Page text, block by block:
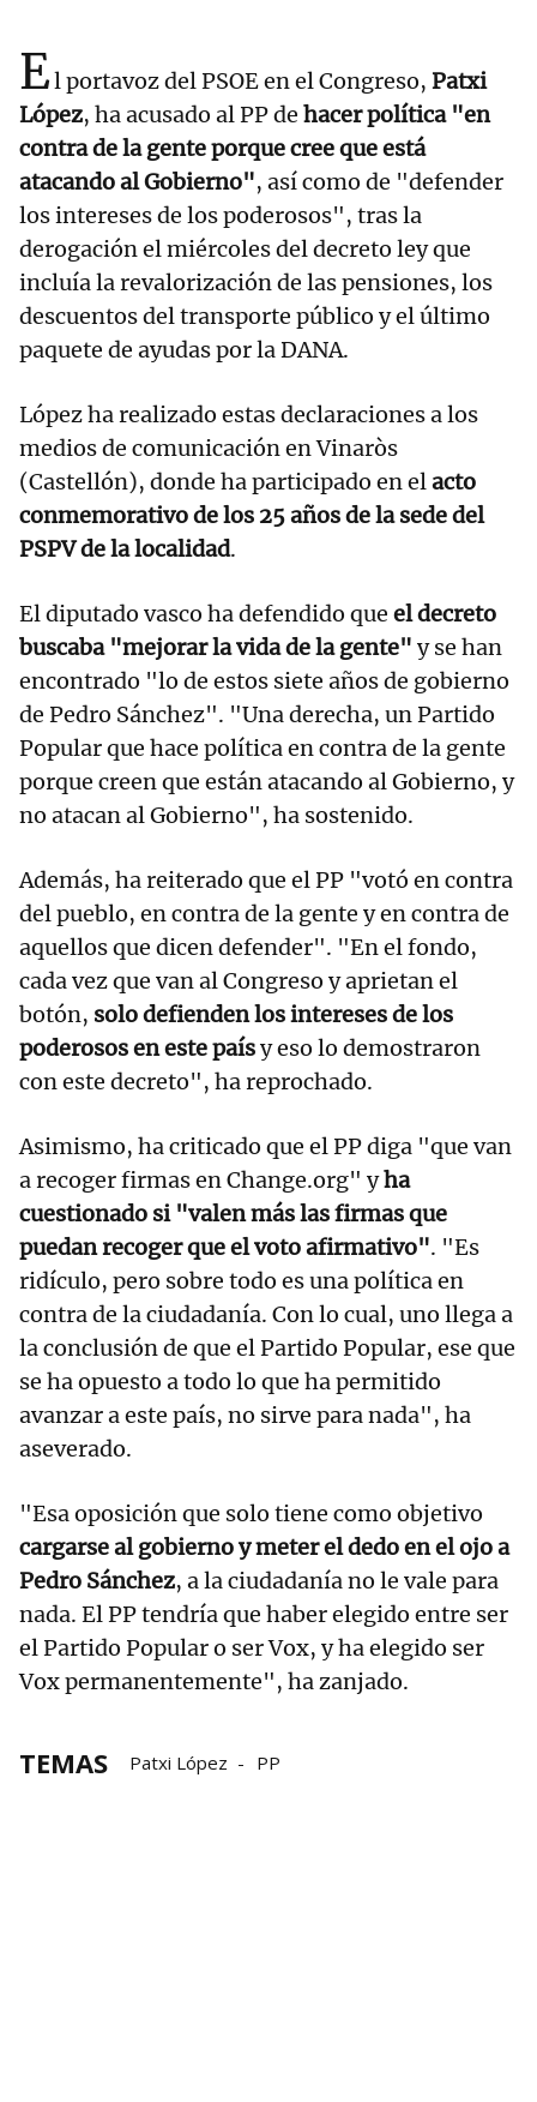
El portavoz del PSOE en el Congreso, Patxi
López, ha acusado al PP de hacer política "en
contra de la gente porque cree que está
atacando al Gobierno", así como de "defender
los intereses de los poderosos", tras la
derogación el miércoles del decreto ley que
incluía la revalorización de las pensiones, los
descuentos del transporte público y el último
paquete de ayudas por la DANA.
López ha realizado estas declaraciones a los
medios de comunicación en Vinaròs
(Castellón), donde ha participado en elacto
conmemorativo de los 25 años de la sede del
PSPV de la localidad.
El diputado vasco ha defendido que el decreto
buscaba "mejorar la vida de la gente" y se han
encontrado "lo de estos siete años de gobierno
de Pedro Sánchez". "Una derecha, un Partido
Popular que hace política en contra de la gente
porque creen que están atacando al Gobierno, y
no atacan al Gobierno", ha sostenido.
Además, ha reiterado que el PP "votó en contra
del pueblo, en contra de la gente y en contra de
aquellos que dicen defender". "En el fondo,
cada vez que van al Congreso y aprietan el
botón, solo defienden los intereses de los
poderosos en este paísy eso lo demostraron
con este decreto", ha reprochado.
Asimismo, ha criticado que el PP diga "que van
a recoger firmas en Change.org" yha
cuestionado si "valen más las firmas que
puedan recoger que el voto afirmativo". "Es
ridículo, pero sobre todo es una política en
contra de la ciudadanía. Con lo cual, uno llega a
la conclusión de que el Partido Popular, ese que
se ha opuesto a todo lo que ha permitido
avanzar a este país, no sirve para nada", ha
aseverado.
"Esa oposición que solo tiene como objetivo
cargarse al gobierno y meter el dedo en el ojo a
Pedro Sánchez, a la ciudadanía no le vale para
nada. El PP tendría que haber elegido entre ser
el Partido Popular o ser Vox, y ha elegido ser
Vox permanentemente", ha zanjado.
TEMAS Patxi López PP